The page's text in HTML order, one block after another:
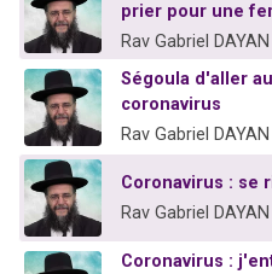
prier pour une
Rav Gabriel
Ségoula d'aller
coronavirus
Rav Gabriel
Coronavirus : se
Rav Gabriel
Coronavirus :